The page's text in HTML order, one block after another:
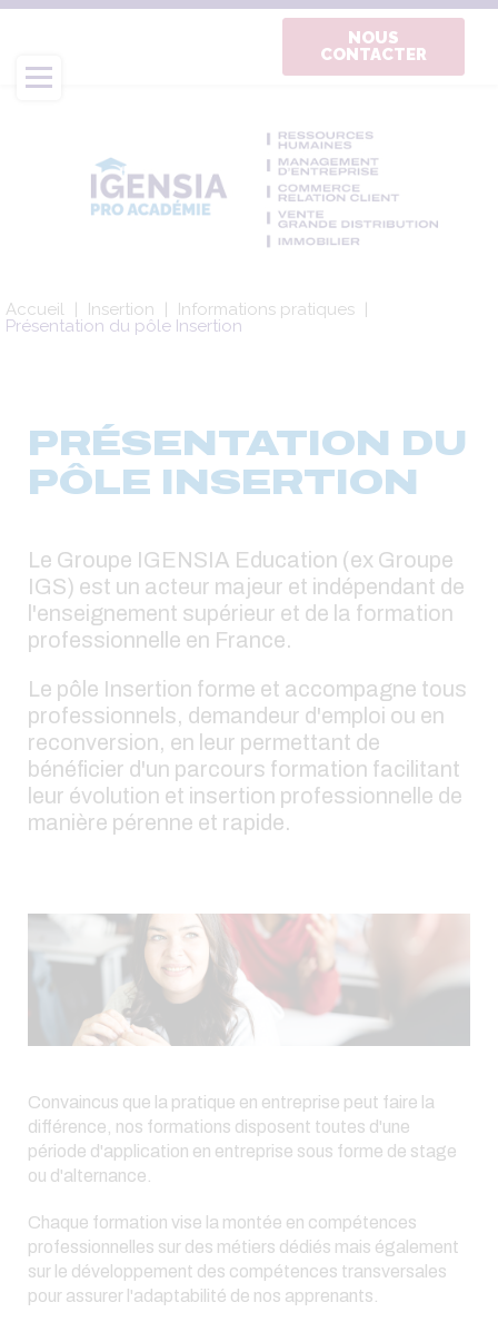
Aller
contenu
principal
NOUS
CONTACTER
Fil
d'Ariane
Accueil Insertion
Informations pratiques
Présentation du pôle Insertion
PRÉSENTATION DU
PÔLE INSERTION
Le Groupe IGENSIA Education (ex Groupe
IGS) est un acteur majeur et indépendant de
l'enseignement supérieur et de la formation
professionnelle en France.
Le pôle Insertion forme et accompagne tous
professionnels, demandeur d'emploi ou en
reconversion, en leur permettant de
bénéficier d'un parcours formation facilitant
leur évolution et insertion professionnelle de
manière pérenne et rapide.
Convaincus que la pratique en entreprise peut faire la
différence, nos formations disposent toutes d'une
période d'application en entreprise sous forme de stage
ou d'alternance.
Chaque formation vise la montée en compétences
professionnelles sur des métiers dédiés mais également
sur le développement des compétences transversales
pour assurer l'adaptabilité de nos apprenants.